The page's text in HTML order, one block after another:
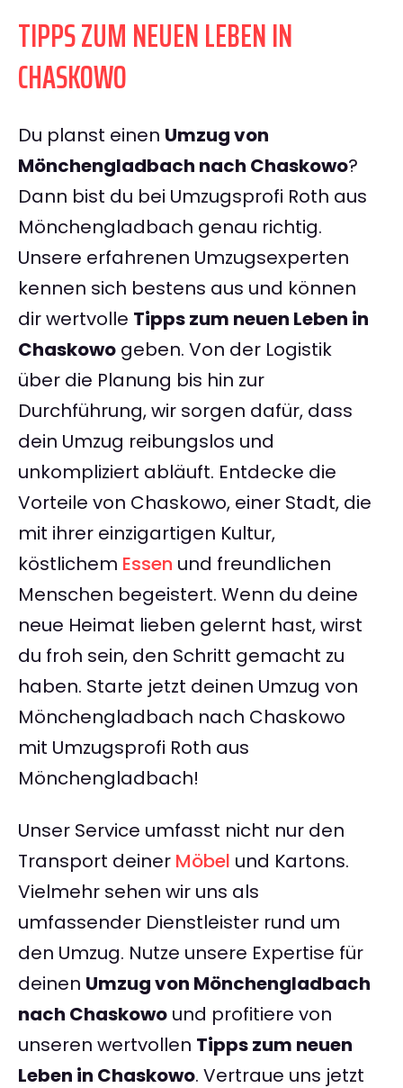
TIPPS ZUM NEUEN LEBEN IN
CHASKOWO
Du planst einen Umzug von
Mönchengladbach nach Chaskowo?
Dann bist du bei Umzugsprofi Roth aus
Mönchengladbach genau richtig.
Unsere erfahrenen Umzugsexperten
kennen sich bestens aus und können
dir wertvolle Tipps zum neuen Leben in
Chaskowo geben. Von der Logistik
über die Planung bis hin zur
Durchführung, wir sorgen dafür, dass
dein Umzug reibungslos und
unkompliziert abläuft. Entdecke die
Vorteile von Chaskowo, einer Stadt, die
mit ihrer einzigartigen Kultur,
köstlichem Essen und freundlichen
Menschen begeistert. Wenn du deine
neue Heimat lieben gelernt hast, wirst
du froh sein, den Schritt gemacht zu
haben. Starte jetzt deinen Umzug von
Mönchengladbach nach Chaskowo
mit Umzugsprofi Roth aus
Mönchengladbach!
Unser Service umfasst nicht nur den
Transport deiner Möbel und Kartons.
Vielmehr sehen wir uns als
umfassender Dienstleister rund um
den Umzug. Nutze unsere Expertise für
deinen Umzug von Mönchengladbach
nach Chaskowo und profitiere von
unseren wertvollen Tipps zum neuen
Leben in Chaskowo. Vertraue uns jetzt